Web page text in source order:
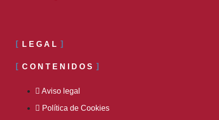
LEGAL
CONTENIDOS
Aviso legal
Política de Cookies